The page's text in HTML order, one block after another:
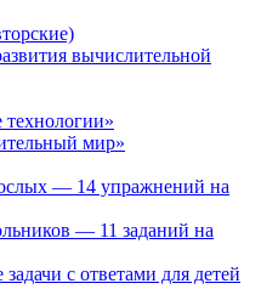
вычислительной
мир»
— 14 упражнений на
— 11 заданий на
с ответами для детей